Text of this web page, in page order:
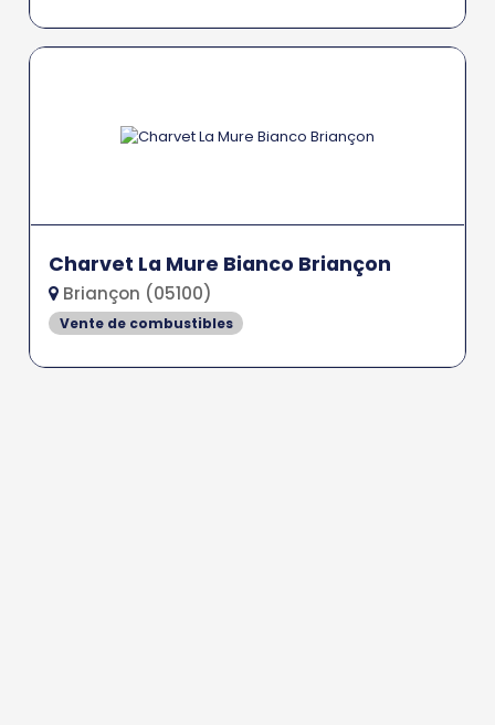
Charvet La Mure Bianco Briançon
Briançon (05100)
Vente de combustibles